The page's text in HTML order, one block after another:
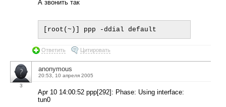
А звонить так
Ответить Цитировать
3
anonymous
20:53, 10 апреля 2005
Apr 10 14:00:52 ppp[292]: Phase: Using interface:
tun0